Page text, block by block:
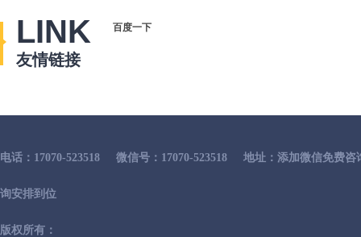
LINK
友情链接
百度一下
电话：17070-523518 微信号：17070-523518 地址：添加微信免费
询安排到位
版权所有：